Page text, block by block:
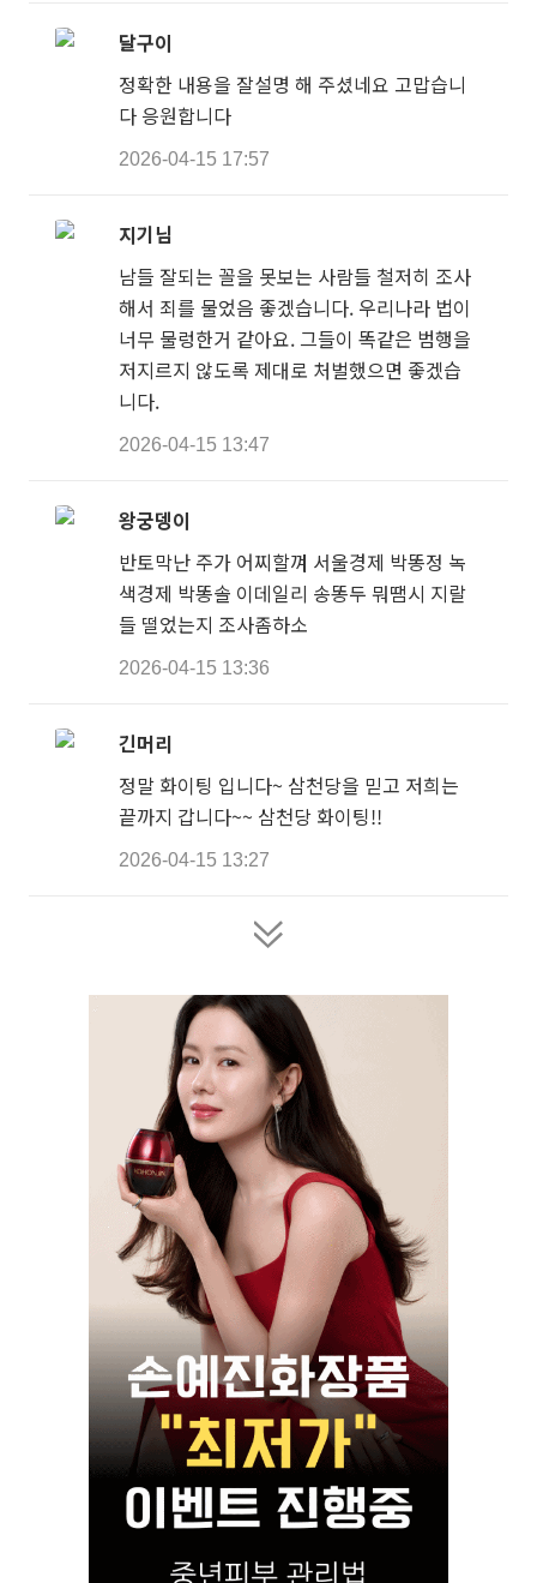
달구이
정확한 내용을 잘설명 해 주셨네요 고맙습니
다 응원합니다
2026-04-15 17:57
지기님
남들 잘되는 꼴을 못보는 사람들 철저히 조사
해서 죄를 물었음 좋겠습니다. 우리나라 법이
너무 물렁한거 같아요. 그들이 똑같은 범행을
저지르지 않도록 제대로 처벌했으면 좋겠습
니다.
2026-04-15 13:47
왕궁뎅이
반토막난 주가 어찌할껴 서울경제 박똥정 녹
색경제 박똥솔 이데일리 송똥두 뭐땜시 지랄
들 떨었는지 조사좀하소
2026-04-15 13:36
긴머리
정말 화이팅 입니다~ 삼천당을 믿고 저희는
끝까지 갑니다~~ 삼천당 화이팅!!
2026-04-15 13:27